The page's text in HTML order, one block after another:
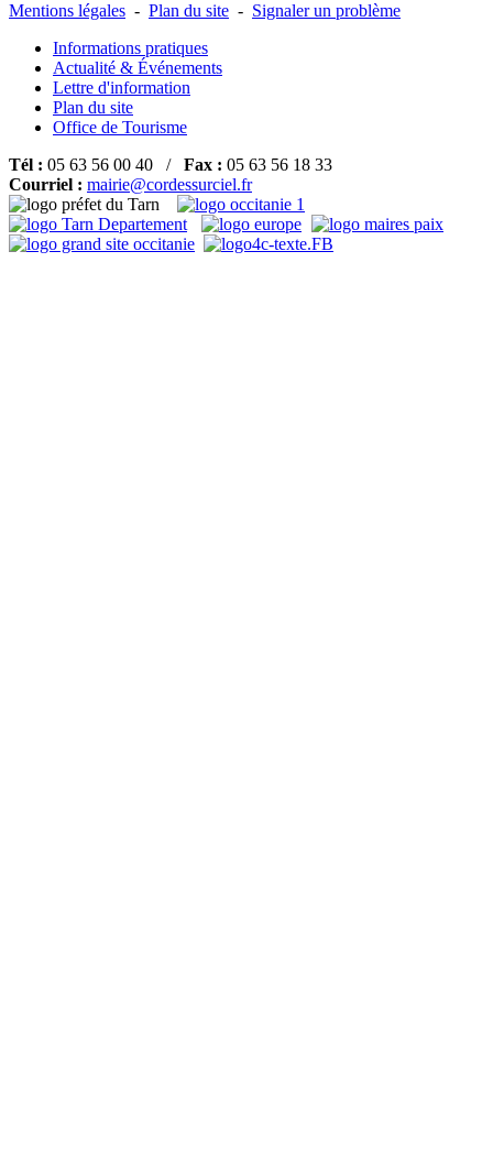
Mentions légales - Plan du site - Signaler un problème
Informations pratiques
Actualité & Événements
Lettre d'information
Plan du site
Office de Tourisme
Tél : 05 63 56 00 40 / Fax : 05 63 56 18 33
Courriel : mairie@cordessurciel.fr